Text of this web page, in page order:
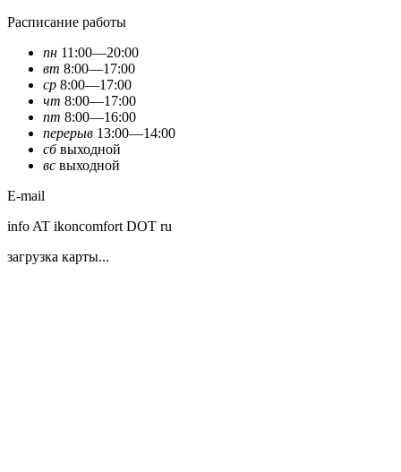
Расписание работы
пн 11:00—20:00
вт 8:00—17:00
ср 8:00—17:00
чт 8:00—17:00
пт 8:00—16:00
перерыв 13:00—14:00
сбвыходной
вс выходной
E-mail
info AT ikoncomfort DOT ru
загрузка карты...